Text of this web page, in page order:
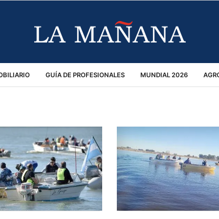
GUÍA DE PROFESIONALES MUNDIAL 2026